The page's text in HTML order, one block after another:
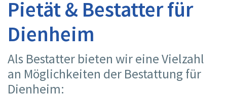
Pietät & Bestatter für
Dienheim
Als Bestatter bieten wir eine Vielzahl
an Möglichkeiten der Bestattung für
Dienheim: